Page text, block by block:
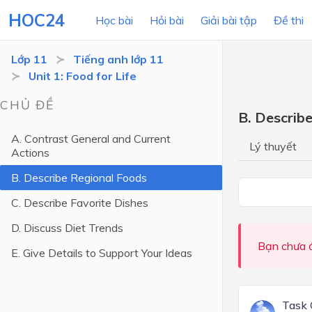
HOC24 Học bài Hỏi bài Giải bài tập Đề thi
Lớp 12
Lớp 10
Lớp 9
Lớp 8
Lớp 7
Lớp 11
Tiếng anh lớp 11
Unit 1: Food for Life
CHỦ ĐỀ
A. Contrast General and Current
Actions
B. Describe Regional Foods
C. Describe Favorite Dishes
D. Discuss Diet Trends
E. Give Details to Support Your Ideas
B.
Lý thuyết
Bạn chưa
Task